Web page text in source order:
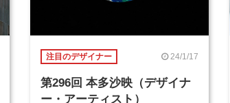
注目のデザイナー 24/1/17
第296回 本多沙映（デザイナ
ー・アーティスト）